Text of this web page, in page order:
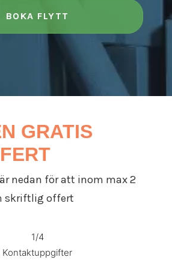
BOKA FLYTT
GRATIS
nedan för att inom max 2
skriftlig offert
1/4
Kontaktuppgifter